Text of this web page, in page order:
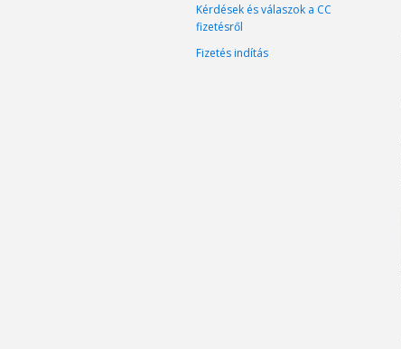
Kérdések és válaszok a CC
fizetésről
Fizetés indítás